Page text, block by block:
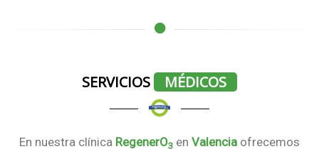
SERVICIOS MÉDICOS
En nuestra clínica RegenerO3 en Valencia ofrecemos